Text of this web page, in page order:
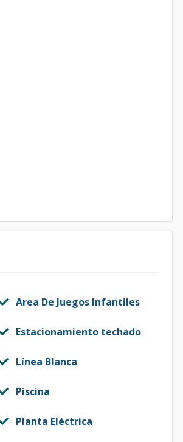
Area De Juegos Infantiles
Estacionamiento techado
Línea Blanca
Piscina
Planta Eléctrica